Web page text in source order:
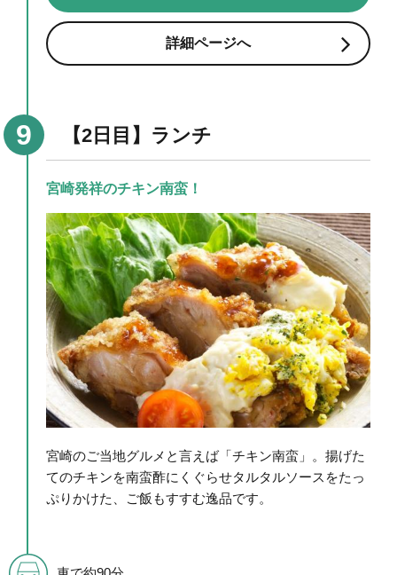
詳細ページへ
【2日目】ランチ
宮崎発祥のチキン南蛮！
宮崎のご当地グルメと言えば「チキン南蛮」。揚げた
てのチキンを南蛮酢にくぐらせタルタルソースをたっ
ぷりかけた、ご飯もすすむ逸品です。